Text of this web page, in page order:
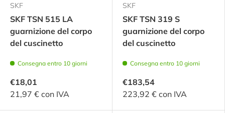
SKF
SKF TSN 515 LA
guarnizione del corpo
del cuscinetto
Consegna entro 10 giorni
€18,01
21,97 € con IVA
SKF
SKF TSN 319 S
guarnizione del corpo
del cuscinetto
Consegna entro 10 giorni
€183,54
223,92 € con IVA